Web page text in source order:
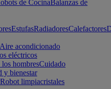
de CocinaBalanzas de
EstufasRadiadoresCalefactores
Aire acondicionado
eléctricos
hombresCuidado
y bienestar
Robot limpiacristales